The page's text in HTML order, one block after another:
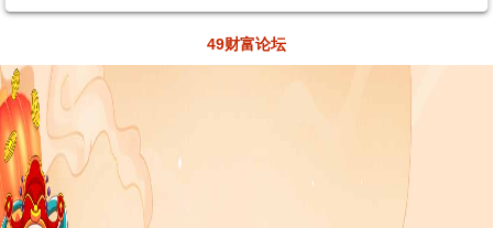
49财富论坛